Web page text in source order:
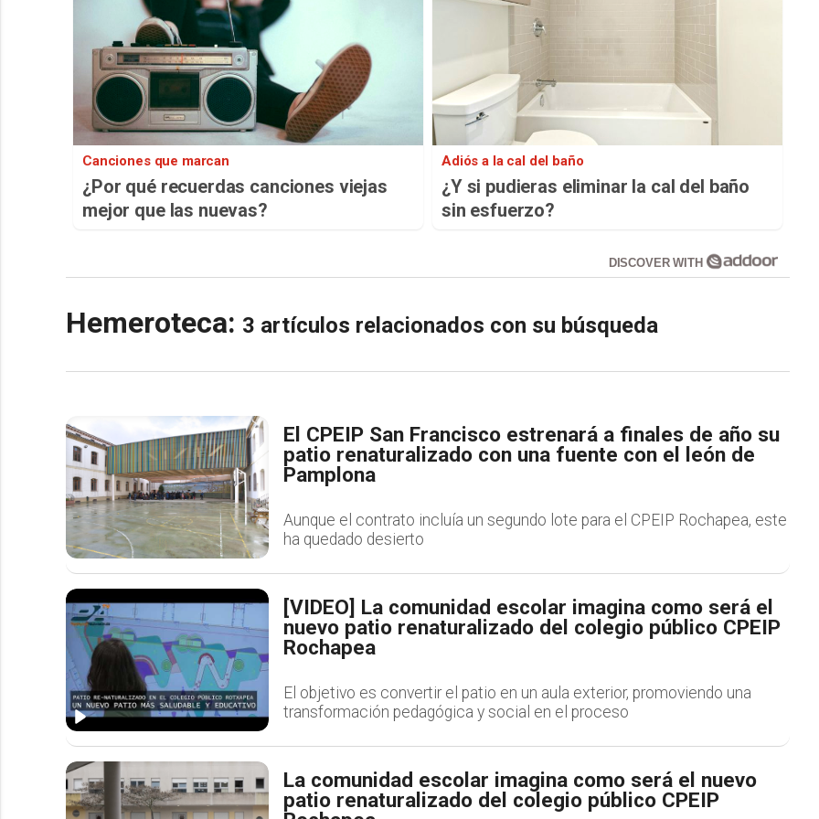
Canciones que marcan
¿Por qué recuerdas canciones viejas
mejor que las nuevas?
Adiós a la cal del baño
¿Y si pudieras eliminar la cal del baño
sin esfuerzo?
DISCOVER WITH
Hemeroteca: 3 artículos relacionados con su búsqueda
El CPEIP San Francisco estrenará a finales de año su
patio renaturalizado con una fuente con el león de
Pamplona
Aunque el contrato incluía un segundo lote para el CPEIP Rochapea, este
ha quedado desierto
[VIDEO] La comunidad escolar imagina como será el
nuevo patio renaturalizado del colegio público CPEIP
Rochapea
El objetivo es convertir el patio en un aula exterior, promoviendo una
transformación pedagógica y social en el proceso
La comunidad escolar imagina como será el nuevo
patio renaturalizado del colegio público CPEIP